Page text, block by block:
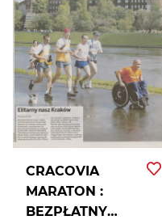
CRACOVIA
MARATON :
BEZPŁATNY